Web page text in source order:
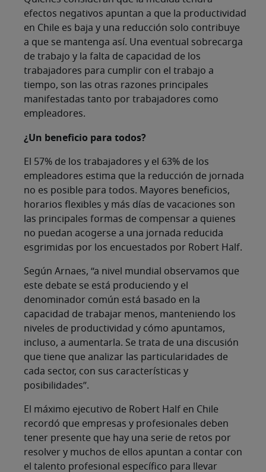
efectos negativos apuntan a que la productividad
en Chile es baja y una reducción solo contribuye
a que se mantenga así. Una eventual sobrecarga
de trabajo y la falta de capacidad de los
trabajadores para cumplir con el trabajo a
tiempo, son las otras razones principales
manifestadas tanto por trabajadores como
empleadores.
¿Un beneficio para todos?
El 57% de los trabajadores y el 63% de los
empleadores estima que la reducción de jornada
no es posible para todos. Mayores beneficios,
horarios flexibles y más días de vacaciones son
las principales formas de compensar a quienes
no puedan acogerse a una jornada reducida
esgrimidas por los encuestados por Robert Half.
Según Arnaes, “a nivel mundial observamos que
este debate se está produciendo y el
denominador común está basado en la
capacidad de trabajar menos, manteniendo los
niveles de productividad y cómo apuntamos,
incluso, a aumentarla. Se trata de una discusión
que tiene que analizar las particularidades de
cada sector, con sus características y
posibilidades”.
El máximo ejecutivo de Robert Half en Chile
recordó que empresas y profesionales deben
tener presente que hay una serie de retos por
resolver y muchos de ellos apuntan a contar con
el talento profesional específico para llevar